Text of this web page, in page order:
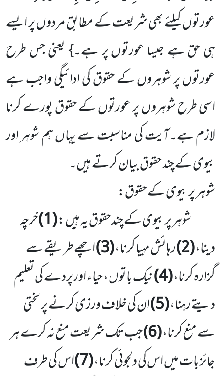
عورتوں کیلئے بھی شریعت کے مطابق مردوں پر ایسے
ہی حق ہے جیسا عورتوں پر ہے۔} یعنی جس طرح
عورتوں پر شوہروں کے حقوق کی ادائیگی واجب ہے
اسی طرح شوہروں پر عورتوں کے حقوق پورے کرنا
لازم ہے۔آیت کی مناسبت سے یہاں ہم شوہر اور
بیوی کے چند حقوق بیان کرتے ہیں۔
شوہر پر بیوی کے حقوق:
شوہر پر بیوی کے چند حقوق یہ ہیں :(1) خرچہ
دینا،(2) رہائش مہیا کرنا،(3) اچھے طریقے سے
گزارہ کرنا،(4) نیک باتوں ، حیاء اور پردے کی تعلیم
دیتے رہنا،(5) ان کی خلاف ورزی کرنے پر سختی
سے منع کرنا،(6) جب تک شریعت منع نہ کرے ہر
جائز بات میں اس کی دلجوئی کرنا،(7) اس کی طرف